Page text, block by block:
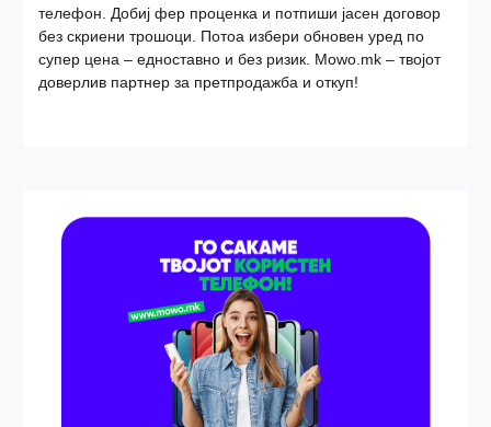
телефон. Добиј фер проценка и потпиши јасен договор
без скриени трошоци. Потоа избери обновен уред по
супер цена – едноставно и без ризик. Mowo.mk – твојот
доверлив партнер за претпродажба и откуп!